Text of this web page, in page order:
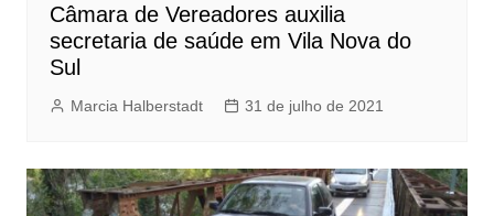
Câmara de Vereadores auxilia
secretaria de saúde em Vila Nova do
Sul
Marcia Halberstadt 31 de julho de 2021